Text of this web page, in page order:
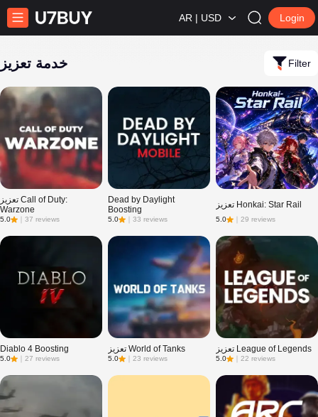
AR | USD Login
خدمة تعزيز Filter
تعزيز Call of Duty:
Warzone
5.0 37 reviews
Dead by Daylight
Boosting
5.0 33 reviews
تعزيز Honkai: Star Rail
5.0 29 reviews
Diablo 4 Boosting
5.0 27 reviews
تعزيز World of Tanks
5.0 23 reviews
تعزيز League of Legends
5.0 22 reviews